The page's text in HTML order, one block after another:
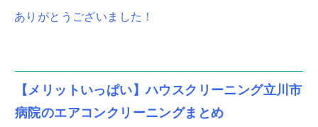
ありがとうございました！
【メリットいっぱい】ハウスクリーニング立川市
病院のエアコンクリーニングまとめ